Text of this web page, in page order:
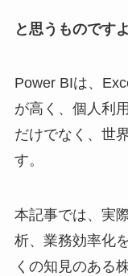
と思うものですよ
Power BIは、
が高く、個人利
だけでなく、世
す。
本記事では、実
析、業務効率化
くの知見のある